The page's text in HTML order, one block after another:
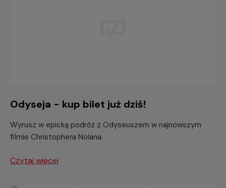
Odyseja - kup bilet już dziś!
Wyrusz w epicką podróż z Odyseuszem w najnowszym
filmie Christophera Nolana.
Czytaj więcej